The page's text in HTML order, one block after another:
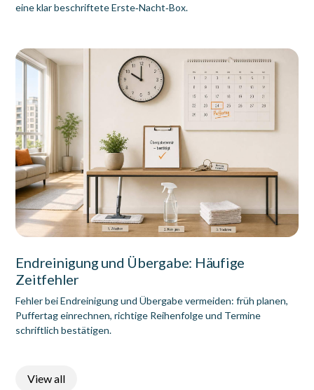
eine klar beschriftete Erste‑Nacht‑Box.
Endreinigung und Übergabe: Häufige
Zeitfehler
Fehler bei Endreinigung und Übergabe vermeiden: früh planen,
Puffertag einrechnen, richtige Reihenfolge und Termine
schriftlich bestätigen.
View all